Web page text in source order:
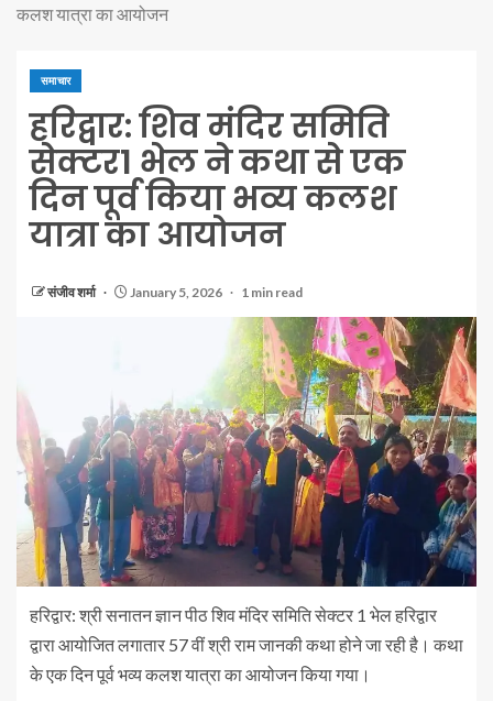
कलश यात्रा का आयोजन
समाचार
हरिद्वार: शिव मंदिर समिति
सेक्टर1 भेल ने कथा से एक
दिन पूर्व किया भव्य कलश
यात्रा का आयोजन
संजीव शर्मा January 5, 2026 1 min read
हरिद्वार: श्री सनातन ज्ञान पीठ शिव मंदिर समिति सेक्टर 1 भेल हरिद्वार
द्वारा आयोजित लगातार 57 वीं श्री राम जानकी कथा होने जा रही है। कथा
के एक दिन पूर्व भव्य कलश यात्रा का आयोजन किया गया।